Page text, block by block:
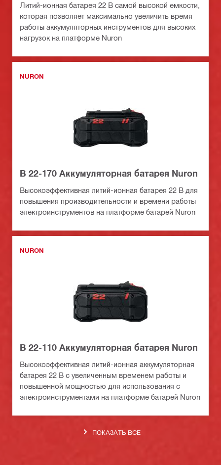
Литий-ионная батарея 22 В самой высокой емкости,
которая позволяет максимально увеличить время
работы аккумуляторных инструментов для высоких
нагрузок на платформе Nuron
NURON
B 22-170 Аккумуляторная батарея Nuron
Высокоэффективная литий-ионная батарея 22 В для
повышения производительности и времени работы
электроинструментов на платформе батарей Nuron
NURON
B 22-110 Аккумуляторная батарея Nuron
Высокоэффективная литий-ионная аккумуляторная
батарея 22 В с увеличенным временем работы и
повышенной мощностью для использования с
электроинструментами на платформе батарей Nuron
ПОКАЗАТЬ ВСЕ